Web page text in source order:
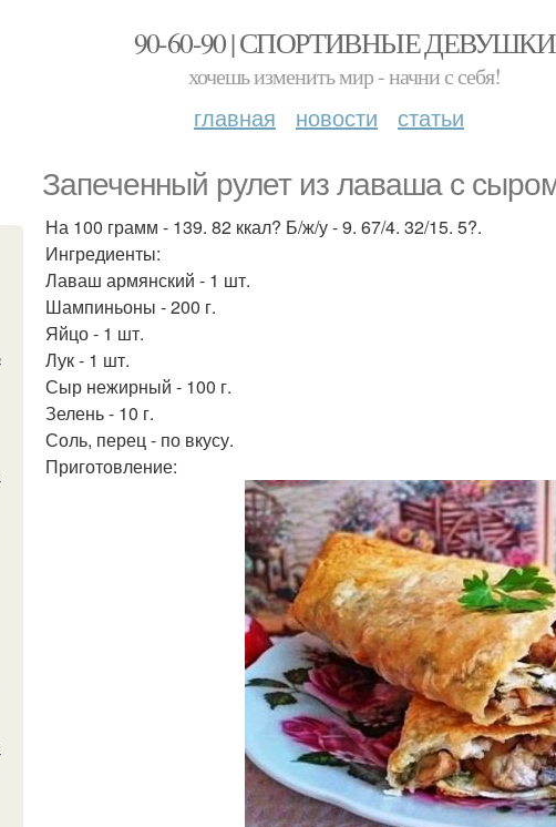
90-60-90 | СПОРТИВНЫЕ ДЕВУШКИ
хочешь изменить мир - начни с себя!
главная новости статьи
Запеченный рулет из лаваша с
На 100 грамм - 139. 82 ккал? Б/ж/у - 9. 67/4. 32/15. 5?.
Ингредиенты:
Лаваш армянский - 1 шт.
Шампиньоны - 200 г.
Яйцо - 1 шт.
Лук - 1 шт.
Сыр нежирный - 100 г.
Зелень - 10 г.
Соль, перец - по вкусу.
Приготовление: